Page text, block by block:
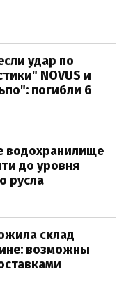
удар по
NOVUS и
погибли 6
водохранилище
до уровня
русла
склад
возможны